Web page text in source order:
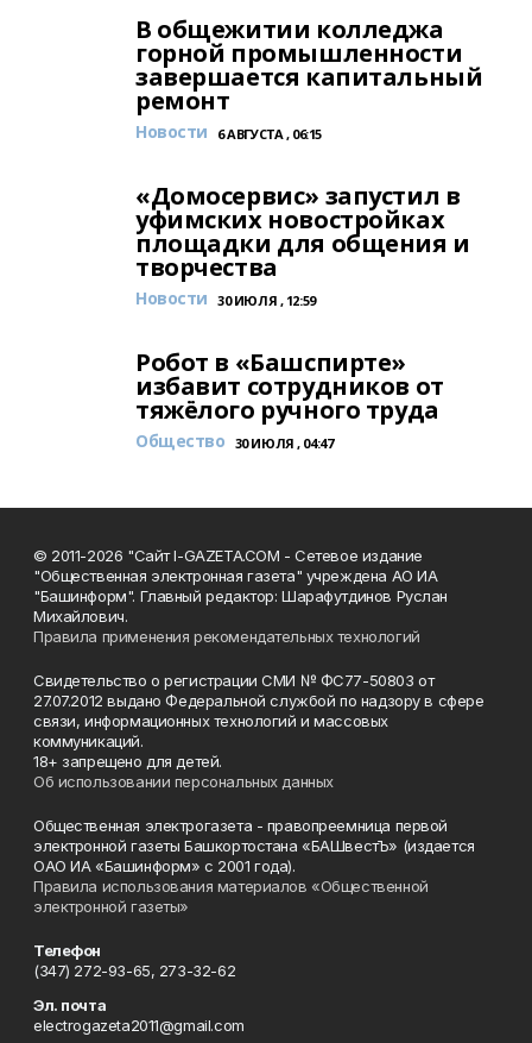
В общежитии колледжа
горной промышленности
завершается капитальный
ремонт
Новости 6 АВГУСТА , 06:15
«Домосервис» запустил в
уфимских новостройках
площадки для общения и
творчества
Новости 30 ИЮЛЯ , 12:59
Робот в «Башспирте»
избавит сотрудников от
тяжёлого ручного труда
Общество 30 ИЮЛЯ , 04:47
© 2011-2026 "Сайт I-GAZETA.COM - Сетевое издание
"Общественная электронная газета" учреждена АО ИА
"Башинформ". Главный редактор: Шарафутдинов Руслан
Михайлович.
Правила применения рекомендательных технологий
Свидетельство о регистрации СМИ № ФС77-50803 от
27.07.2012 выдано Федеральной службой по надзору в сфере
связи, информационных технологий и массовых
коммуникаций.
18+ запрещено для детей.
Об использовании персональных данных
Общественная электрогазета - правопреемница первой
электронной газеты Башкортостана «БАШвестЪ» (издается
ОАО ИА «Башинформ» с 2001 года).
Правила использования материалов «Общественной
электронной газеты»
Телефон
(347) 272-93-65, 273-32-62
Эл. почта
electrogazeta2011@gmail.com